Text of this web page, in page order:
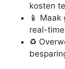
kosten
📱
real-
♻️